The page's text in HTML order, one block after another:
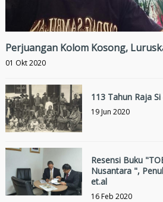
Perjuangan Kolom Kosong,
01 Okt 2020
113 Tahun Raja
19 Jun 2020
Resensi Buku
Nusantara ",
et.al
16 Feb 2020